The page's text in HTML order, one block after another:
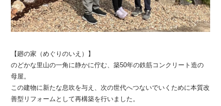
【廻の家（めぐりのいえ）】
のどかな里山の一角に静かに佇む、築50年の鉄筋コンクリート造の
母屋。
この建物に新たな息吹を与え、次の世代へつないでいくために本質改
善型リフォームとして再構築を行いました。